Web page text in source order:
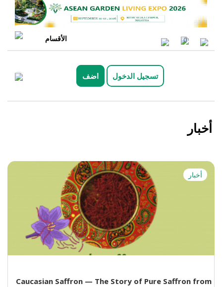
الأقسام 0
تسجيل الدخول اضف
أخبار
أخبار
Caucasian Saffron — The Story of Pure Saffron from